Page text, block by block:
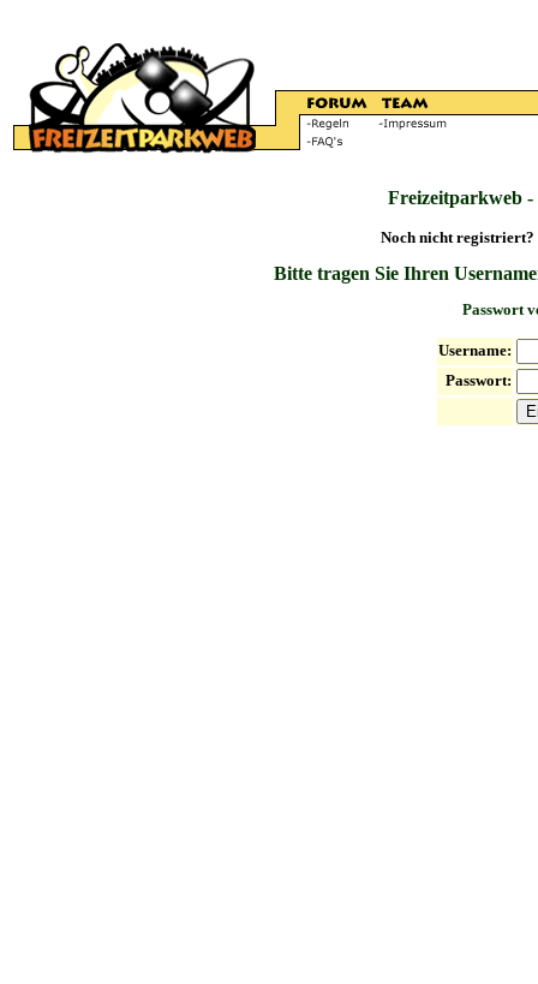
Freizeitparkweb
Noch nicht registriert?
Bitte tragen Sie Ihren
Passwort
Username:
Passwort: